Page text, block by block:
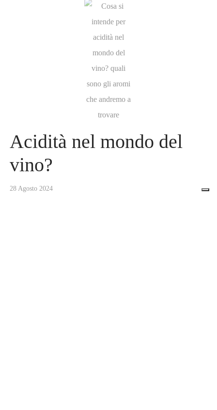
Acidità nel mondo del
vino?
28 Agosto 2024